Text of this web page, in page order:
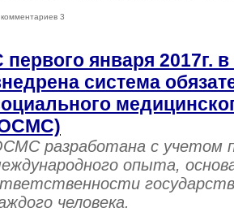
комментариев 3
первого января 2017г.
система
разработана с учетом
опыта,
человека.